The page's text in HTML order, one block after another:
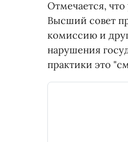
Отмечается,
Высший совет
комиссию и
нарушения
практики это